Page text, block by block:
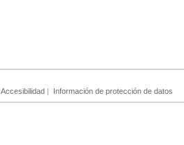
Accesibilidad | Información de protección de datos